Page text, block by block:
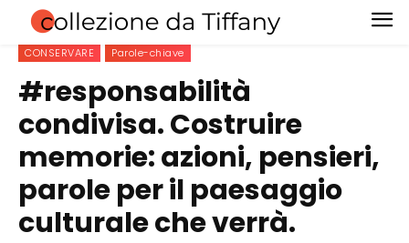
CONSERVARE Parole-chiave
#responsabilità
condivisa. Costruire
memorie: azioni, pensieri,
parole per il paesaggio
culturale che verrà.